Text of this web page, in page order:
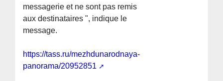
messagerie et ne sont pas remis
aux destinataires ", indique le
message.
https://tass.ru/mezhdunarodnaya-
panorama/20952851